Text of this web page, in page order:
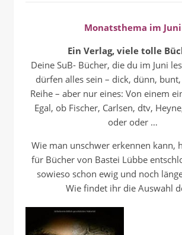
Monatsthema im Juni
Ein Verlag, viele tolle
Deine SuB- Bücher, die du im Juni
dürfen alles sein – dick, dünn,
Reihe – aber nur eines: Von einem
Egal, ob Fischer, Carlsen, dtv,
oder oder …
Wie man unschwer erkennen kann,
für Bücher von Bastei Lübbe
sowieso schon ewig und noch
Wie findet ihr die Auswahl